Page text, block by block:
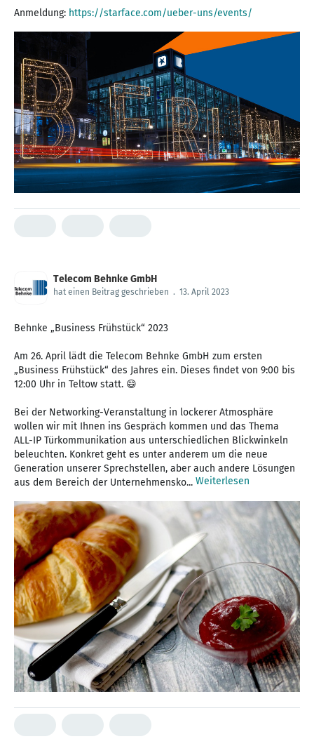
Anmeldung: https://starface.com/ueber-uns/events/
Telecom Behnke GmbH
hat einen Beitrag geschrieben . 13. April 2023
Behnke „Business Frühstück“ 2023
Am 26. April lädt die Telecom Behnke GmbH zum ersten
„Business Frühstück“ des Jahres ein. Dieses findet von 9:00 bis
12:00 Uhr in Teltow statt. 😄
Bei der Networking-Veranstaltung in lockerer Atmosphäre
wollen wir mit Ihnen ins Gespräch kommen und das Thema
ALL-IP Türkommunikation aus unterschiedlichen Blickwinkeln
beleuchten. Konkret geht es unter anderem um die neue
Generation unserer Sprechstellen, aber auch andere Lösungen
aus dem Bereich der Unternehmensko... Weiterlesen